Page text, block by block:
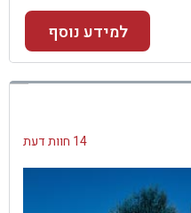
למידע נוסף
14 חוות דעת